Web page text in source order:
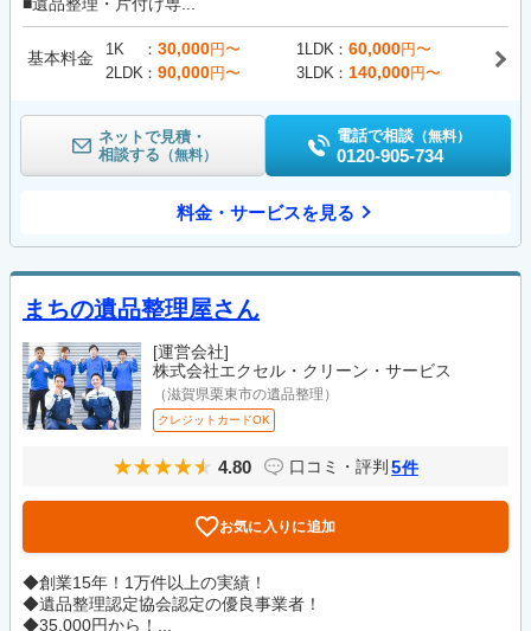
■遺品整理・片付け専...
基本料金 1K 30,000円〜 1LDK 60,000円〜
2LDK
90,000円〜 3LDK 140,000円〜
ネットで見積・
相談する （無料）
電話で相談 （無料）
0120-905-734
料金・サービスを見る
まちの遺品整理屋さん
[運営会社]
株式会社エクセル・クリーン・サービス
（滋賀県栗東市の遺品整理）
クレジットカードOK
4.80 口コミ・評判 5件
お気に入りに追加
◆創業15年！1万件以上の実績！
◆遺品整理認定協会認定の優良事業者！
◆35,000円から！...